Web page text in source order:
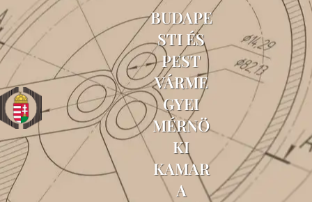
BUDAPE
STI ÉS
PEST
VÁRME
GYEI
MÉRNÖ
KI
KAMAR
A